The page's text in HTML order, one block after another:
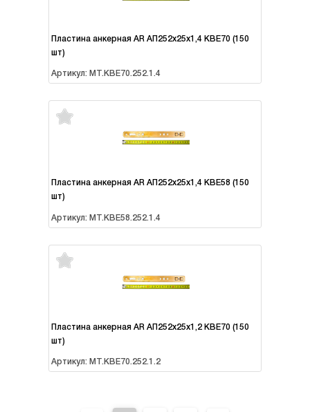
Пластина анкерная AR АП252х25х1,4 KBE70 (150
шт)
Артикул: MT.KBE70.252.1.4
Пластина анкерная AR АП252х25х1,4 KBE58 (150
шт)
Артикул: MT.KBE58.252.1.4
Пластина анкерная AR АП252х25х1,2 KBE70 (150
шт)
Артикул: MT.KBE70.252.1.2